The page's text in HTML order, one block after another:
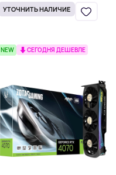
УТОЧНИТЬ НАЛИЧИЕ
NEW СЕГОДНЯ ДЕШЕВЛЕ